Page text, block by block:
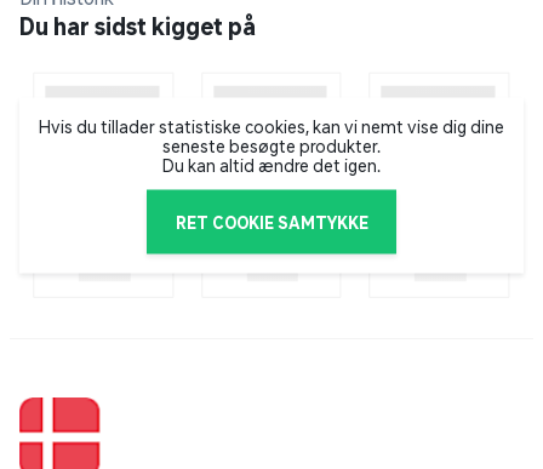
Du har sidst kigget på
Hvis du tillader statistiske cookies, kan vi nemt vise dig dine
seneste besøgte produkter.
Du kan altid ændre det igen.
RET COOKIE SAMTYKKE